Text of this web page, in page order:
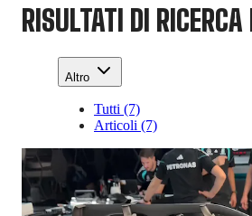
RISULTATI DI
Altro
Tutti (7)
Articoli (7)